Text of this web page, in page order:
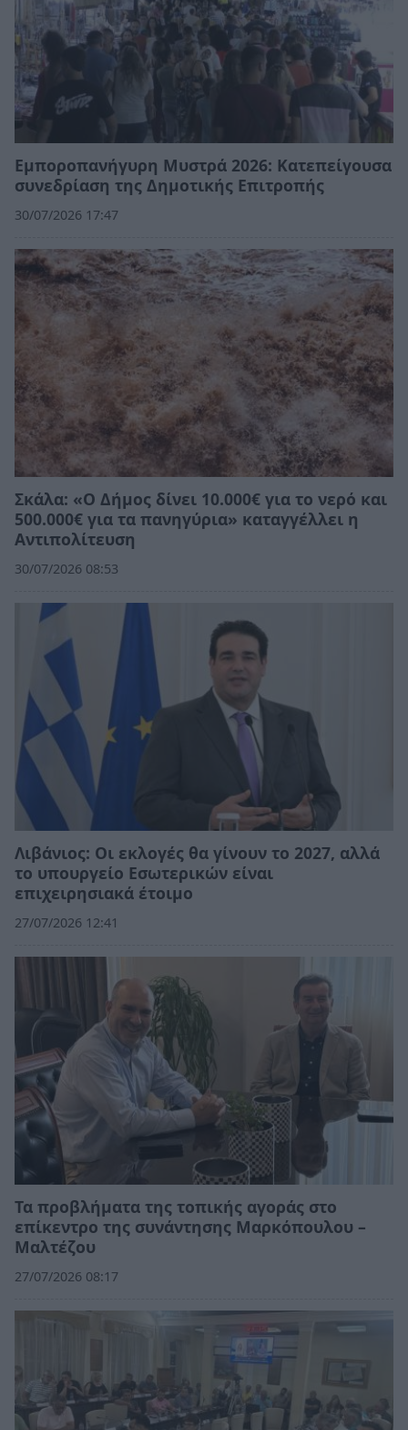
Εμποροπανήγυρη Μυστρά 2026: Κατεπείγουσα
συνεδρίαση της Δημοτικής Επιτροπής
30/07/2026 17:47
Σκάλα: «Ο Δήμος δίνει 10.000€ για το νερό και
500.000€ για τα πανηγύρια» καταγγέλλει η
Αντιπολίτευση
30/07/2026 08:53
Λιβάνιος: Οι εκλογές θα γίνουν το 2027, αλλά
το υπουργείο Εσωτερικών είναι
επιχειρησιακά έτοιμο
27/07/2026 12:41
Τα προβλήματα της τοπικής αγοράς στο
επίκεντρο της συνάντησης Μαρκόπουλου –
Μαλτέζου
27/07/2026 08:17